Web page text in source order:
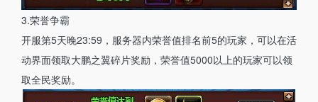
3.荣誉争霸
开服第5天晚23:59，服务器内荣誉值排名前5的玩家，可以在活
动界面领取大鹏之翼碎片奖励，荣誉值5000以上的玩家可以领
取全民奖励。